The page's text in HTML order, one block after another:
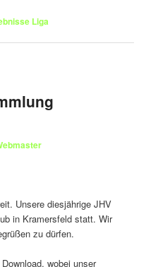
Liga
Unsere diesjährige JHV
in Kramersfeld statt. Wir
zu dürfen.
wobei unser